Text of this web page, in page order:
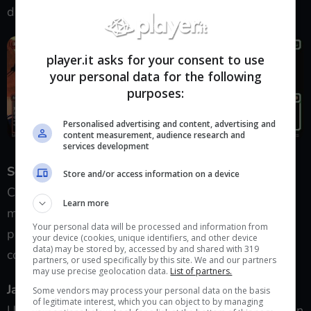
dagli anni ’80 ad oggi.
Source Material
Carte che utilizzano artwork presi direttamente da
materiale originale: copertine, poster, ecc… Usano
proprio il materiale sorgente per enfatizzare il lato
collezionistico.
Japan Showcase
player.it asks for your consent to use
your personal data for the following
purposes:
Personalised advertising and content, advertising and
content measurement, audience research and
services development
Store and/or access information on a device
Learn more
Your personal data will be processed and information from
your device (cookies, unique identifiers, and other device
data) may be stored by, accessed by and shared with 319
partners, or used specifically by this site. We and our partners
may use precise geolocation data. List of partners.
Some vendors may process your personal data on the basis
of legitimate interest, which you can object to by managing